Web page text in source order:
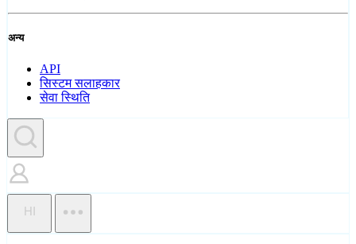
अन्य
API
सिस्टम सलाहकार
सेवा स्थिति
HI